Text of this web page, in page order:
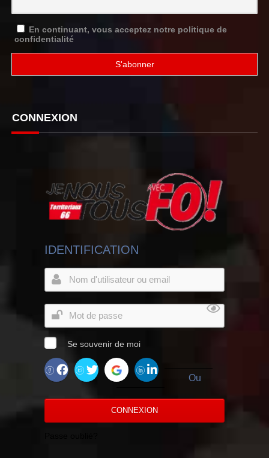
En continuant, vous acceptez notre politique de
confidentialité
CONNEXION
IDENTIFICATION
Se souvenir de moi
Ou
CONNEXION